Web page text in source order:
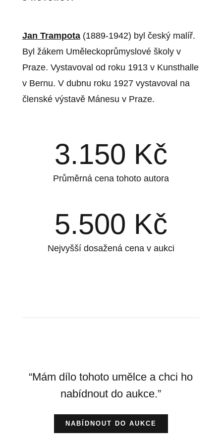
Jan Trampota(1889-1942) byl český malíř.
Byl žákem Uměleckoprůmyslové školy v
Praze. Vystavoval od roku 1913 v Kunsthalle
v Bernu. V dubnu roku 1927 vystavoval na
členské výstavě Mánesu v Praze.
3.150 Kč
Průměrná cena tohoto autora
5.500 Kč
Nejvyšší dosažená cena v aukci
“Mám dílo tohoto umělce a chci ho
nabídnout do aukce.”
NABÍDNOUT DO AUKCE